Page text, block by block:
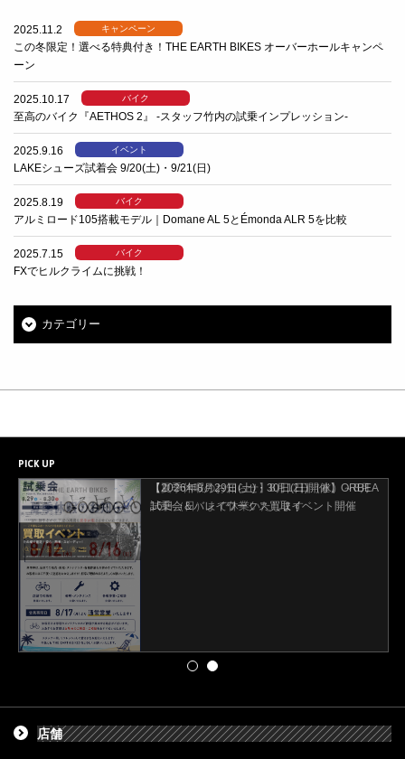
2025.11.2 キャンペーン
この冬限定！選べる特典付き！THE EARTH BIKES オーバーホールキャンペ
ーン
2025.10.17 バイク
至高のバイク『AETHOS 2』 -スタッフ竹内の試乗インプレッション-
2025.9.16 イベント
LAKEシューズ試着会 9/20(土)・9/21(日)
2025.8.19 バイク
アルミロード105搭載モデル｜Domane AL 5とÉmonda ALR 5を比較
2025.7.15 バイク
FXでヒルクライムに挑戦！
カテゴリー
PICK UP
【2026年8月29日(土)・30日(日)開催】ORBEA
試乗会＆バレイワークス買取イベント開催
店舗